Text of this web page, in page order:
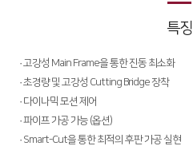
Tube∨
TL6527-S
TL9036-X
특징
· 고강성 Main Frame을 통한 진동 최소화
· 초경량 및 고강성 Cutting Bridge 장착
· 다이나믹 모션 제어
· 파이프 가공 가능 (옵션)
· Smart-Cut을 통한 최적의 후판 가공 실현